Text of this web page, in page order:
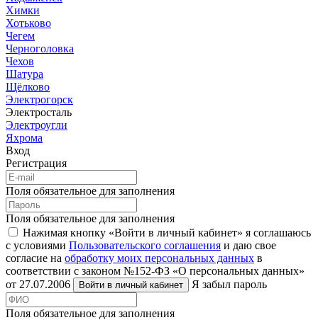
Химки
Хотьково
Чегем
Черноголовка
Чехов
Шатура
Щёлково
Электрогорск
Электросталь
Электроугли
Яхрома
Вход
Регистрация
Поля обязательное для заполнения
Поля обязательное для заполнения
Нажимая кнопку «Войти в личный кабинет» я соглашаюсь
с условиями Пользовательского соглашения и даю свое
согласие на обработку моих персональных данных в
соответствии с законом №152-ФЗ «О персональных данных»
от 27.07.2006
Войти в личный кабинет Я забыл пароль
Поля обязательное для заполнения